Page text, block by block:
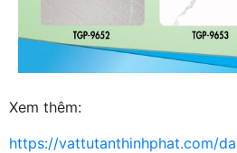
Xem thêm:
https://vattutanthinhphat.com/